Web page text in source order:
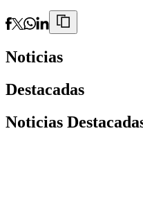
Noticias
Destacadas
Noticias